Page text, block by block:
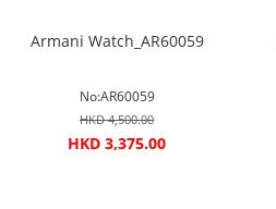
Armani Watch_AR60059
No:AR60059
HKD 4,500.00
HKD 3,375.00